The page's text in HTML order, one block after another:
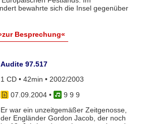
bewahrte sich die Insel gegenüber
Besprechung«
Audite 97.517
1 CD • 42min • 2002/2003
07.09.2004•
9 9 9
Er war ein unzeitgemäßer Zeitgenosse,
der Engländer Gordon Jacob, der noch